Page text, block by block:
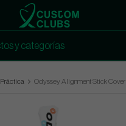
Práctica Odyssey Alignment Stick Cover